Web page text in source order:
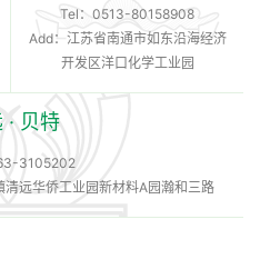
Tel： 0513-80158908
Add：江苏省南通市如东沿海经济
开发区洋口化学工业园
· 贝特
3105202
远华侨工业园新材料A园瀚和三路